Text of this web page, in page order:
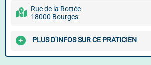
Rue de la Rottée
18000 Bourges
PLUS D'INFOS SUR CE PRATICIEN